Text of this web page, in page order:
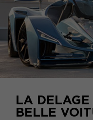
LA DELAGE
BELLE